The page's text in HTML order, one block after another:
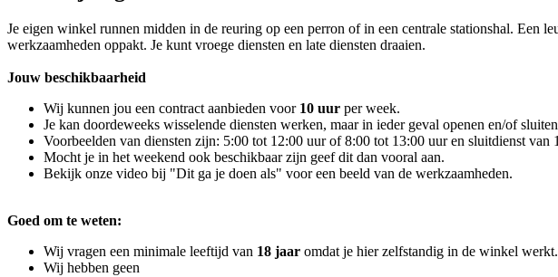
Je eigen winkel runnen midden in de reuring op een perron of in een centrale stationshal. Een
werkzaamheden oppakt. Je kunt vroege diensten en late diensten draaien.
Jouw beschikbaarheid
Wij kunnen jou een contract aanbieden voor 10 uur per week.
Je kan doordeweeks wisselende diensten werken, maar in ieder geval openen en/of
Voorbeelden van diensten zijn: 5:00 tot 12:00 uur of 8:00 tot 13:00 uur en sluitdienst van
Mocht je in het weekend ook beschikbaar zijn geef dit dan vooral aan.
Bekijk onze video bij "Dit ga je doen als" voor een beeld van de werkzaamheden.
Goed om te weten:
Wij vragen een minimale leeftijd van 18 jaar omdat je hier zelfstandig in de winkel werkt.
Wij hebben geen